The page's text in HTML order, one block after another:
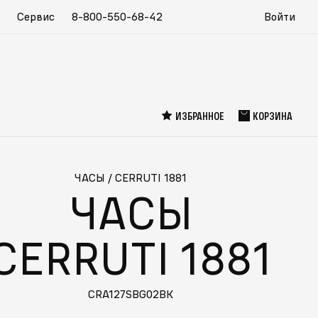
Сервис 8-800-550-68-42 Войти
ИЗБРАННОЕ КОРЗИНА
ЧАСЫ / CERRUTI 1881
ЧАСЫ
1881
CRA127SBG02BK